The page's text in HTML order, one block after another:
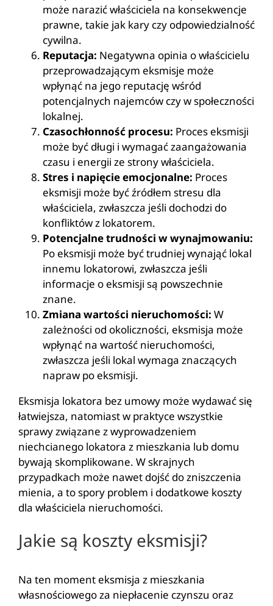
może narazić właściciela na konsekwencje
prawne, takie jak kary czy odpowiedzialność
cywilna.
Reputacja: Negatywna opinia o właścicielu
przeprowadzającym eksmisje może
wpłynąć na jego reputację wśród
potencjalnych najemców czy w społeczności
lokalnej.
Czasochłonność procesu: Proces eksmisji
może być długi i wymagać zaangażowania
czasu i energii ze strony właściciela.
Stres i napięcie emocjonalne: Proces
eksmisji może być źródłem stresu dla
właściciela, zwłaszcza jeśli dochodzi do
konfliktów z lokatorem.
Potencjalne trudności w wynajmowaniu:
Po eksmisji może być trudniej wynająć lokal
innemu lokatorowi, zwłaszcza jeśli
informacje o eksmisji są powszechnie
znane.
Zmiana wartości nieruchomości: W
zależności od okoliczności, eksmisja może
wpłynąć na wartość nieruchomości,
zwłaszcza jeśli lokal wymaga znaczących
napraw po eksmisji.
Eksmisja lokatora bez umowy może wydawać się
łatwiejsza, natomiast w praktyce wszystkie
sprawy związane z wyprowadzeniem
niechcianego lokatora z mieszkania lub domu
bywają skomplikowane. W skrajnych
przypadkach może nawet dojść do zniszczenia
mienia, a to spory problem i dodatkowe koszty
dla właściciela nieruchomości.
Jakie są koszty eksmisji?
Na ten moment eksmisja z mieszkania
własnościowego za niepłacenie czynszu oraz